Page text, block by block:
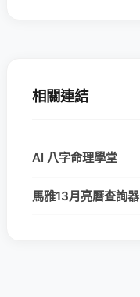
相關連結
AI 八字命理學堂
馬雅13月亮曆查詢器